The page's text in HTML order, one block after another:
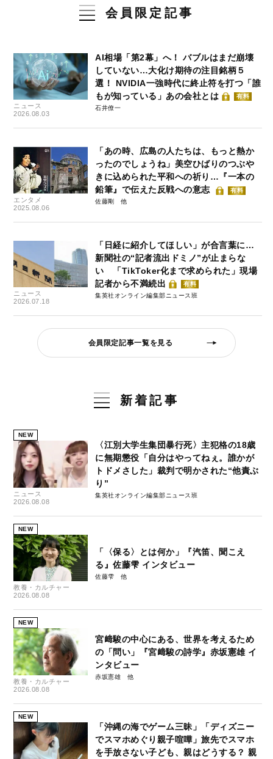
会員限定記事
ニュース
2026.08.03
AI相場「第2幕」へ！ バブルはまだ崩壊
していない…大化け期待の注目銘柄５
選！ NVIDIA一強時代に終止符を打つ「誰
もが知っている」あの会社とは
有料
石井僚一
エンタメ
2025.08.06
「あの時、広島の人たちは、もっと熱か
ったのでしょうね」美空ひばりのつぶや
きに込められた平和への祈り…『一本の
鉛筆』で伝えた反戦への意志
有料
佐藤剛
ニュース
2026.07.18
「日経に紹介してほしい」が合言葉に…
新聞社の“記者流出ドミノ”が止まらな
い 「TikToker化まで求められた」現場
記者から不満続出
有料
集英社オンライン編集部ニュース班
会員限定記事一覧を見る
新着記事
NEW
ニュース
2026.08.08
〈江別大学生集団暴行死〉主犯格の18歳
に無期懲役「自分はやってねぇ。誰かが
トドメさした」裁判で明かされた“他責ぶ
り”
集英社オンライン編集部ニュース班
NEW
教養・カルチャー
2026.08.08
「〈保る〉とは何か」『汽笛、聞こえ
る』佐藤雫 インタビュー
佐藤雫
NEW
教養・カルチャー
2026.08.08
宮﨑駿の中心にある、世界を考えるため
の「問い」『宮﨑駿の詩学』赤坂憲雄 イ
ンタビュー
赤坂憲雄
NEW
「沖縄の海でゲーム三昧」「ディズニー
でスマホめぐり親子喧嘩」旅先でスマホ
を手放さない子ども、親はどうする？ 親